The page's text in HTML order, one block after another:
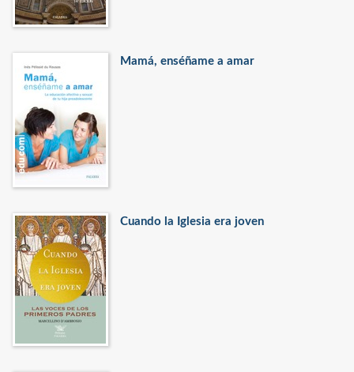
Mamá, enséñame a amar
Cuando la Iglesia era joven